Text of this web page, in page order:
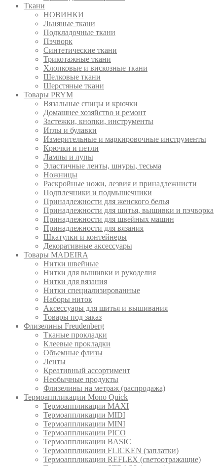
Ткани
НОВИНКИ
Льняные ткани
Подкладочные ткани
Пэчворк
Синтетические ткани
Трикотажные ткани
Хлопковые и вискозные ткани
Шелковые ткани
Шерстяные ткани
Товары PRYM
Вязальные спицы и крючки
Домашнее хозяйство и ремонт
Застежки, кнопки, инструменты
Иглы и булавки
Измерительные и маркировочные инструменты
Крючки и петли
Лампы и лупы
Эластичные ленты, шнуры, тесьма
Ножницы
Раскройные ножи, лезвия и принадлежнисти
Подплечники и подмышечники
Принадлежности для женского белья
Принадлежности для шитья, вышивки и пэчворка
Принадлежности для швейных машин
Принадлежности для вязания
Шкатулки и контейнеры
Декоративные аксессуары
Товары MADEIRA
Нитки швейные
Нитки для вышивки и рукоделия
Нитки для вязания
Нитки специализированные
Наборы ниток
Аксессуары для шитья и вышивания
Товары под заказ
Флизелины Freudenberg
Тканые прокладки
Клеевые прокладки
Объемные флизы
Ленты
Креативный ассортимент
Необычные продукты
Флизелины на метраж (распродажа)
Термоаппликации Mono Quick
Термоаппликации MAXI
Термоаппликации MIDI
Термоаппликации MINI
Термоаппликации PICO
Термоаппликации BASIC
Термоаппликации FLICKEN (заплатки)
Термоаппликации REFLEX (светоотражащие)